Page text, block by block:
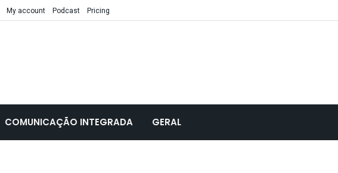
My account Podcast
Pricing
COMUNICAÇÃO INTEGRADA GERAL